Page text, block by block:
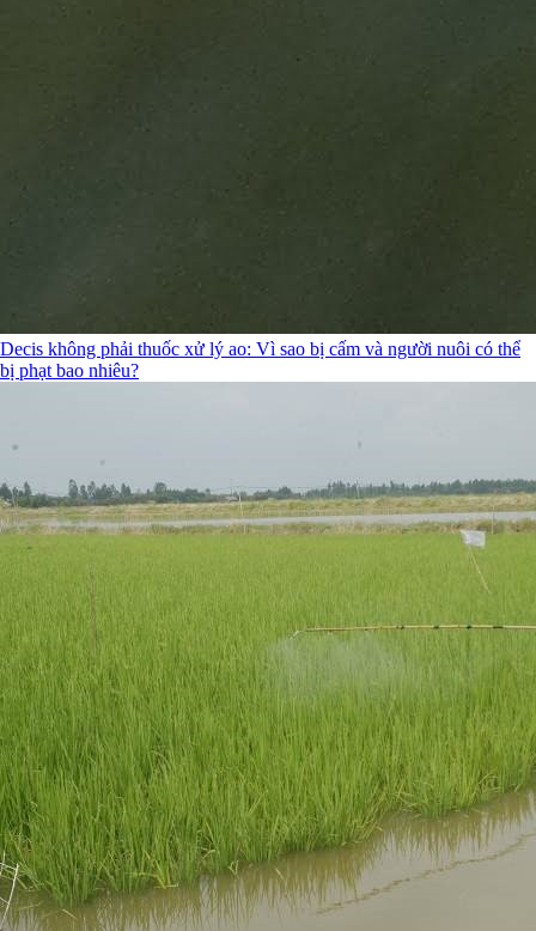
Decis không phải thuốc xử lý ao: Vì sao bị cấm và người nuôi có thể
bị phạt bao nhiêu?